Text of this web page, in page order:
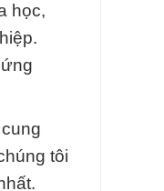
học,
tôi